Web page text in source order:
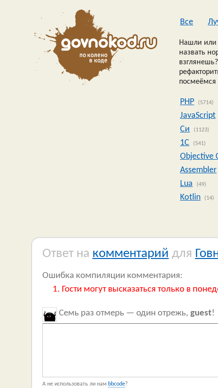
Все
Нашли или
назвать
посмеёмся
PHP (5714)
JavaScript
Си
(1123)
1C (541)
Objective
Assembler
Lua
(49)
Kotlin (14)
Ответ на комментарий для
Ошибка компиляции комментария:
Гости могут высказаться только в
Семь раз отмерь — один отрежь, guest!
А не использовать ли нам bbcode?